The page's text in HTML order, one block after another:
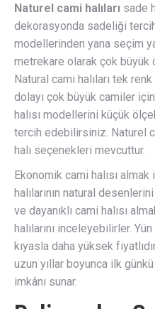
Naturel cami halıları sade
dekorasyonda sadeliği
modellerinden yana seçim
metrekare olarak çok
Natural cami halıları tek
dolayı çok büyük camiler
halısı modellerini küçük
tercih edebilirsiniz. Naturel
halı seçenekleri mevcuttur.
Ekonomik cami halısı
halılarının natural
ve dayanıklı cami halısı
halılarını inceleyebilirler.
kıyasla daha yüksek
uzun yıllar boyunca ilk
imkânı sunar.